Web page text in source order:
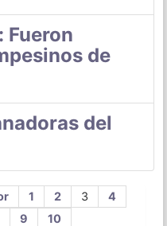
Fueron
de
del
1 2 3
4
9
10